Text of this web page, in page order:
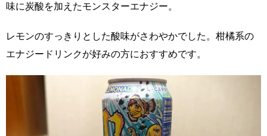
味に炭酸を加えたモンスターエナジー。
レモンのすっきりとした酸味がさわやかでした。柑橘系の
エナジードリンクが好みの方におすすめです。